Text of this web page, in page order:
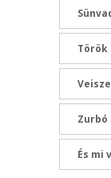
Török
És mi